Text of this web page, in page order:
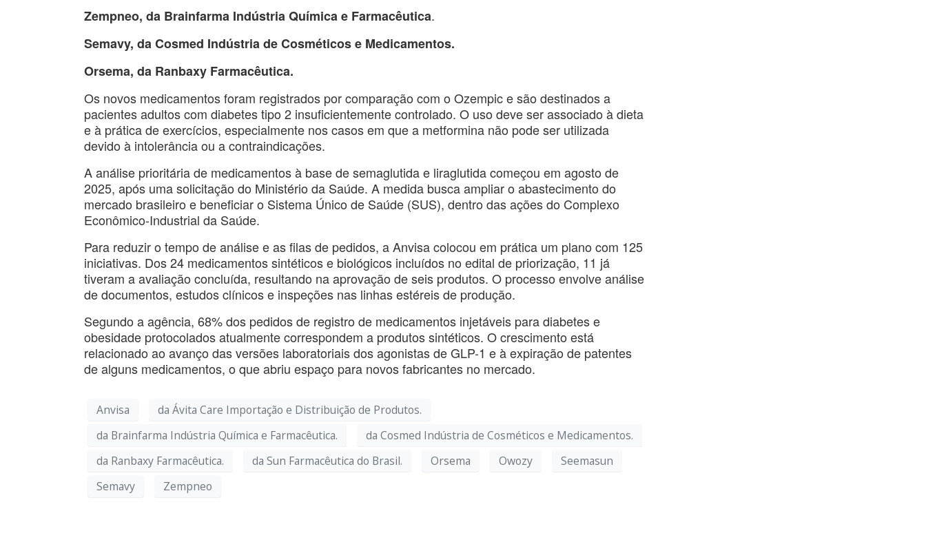
Zempneo, da Brainfarma Indústria Química e Farmacêutica.
Semavy, da Cosmed Indústria de Cosméticos e Medicamentos.
Orsema, da Ranbaxy Farmacêutica.
Os novos medicamentos foram registrados por comparação com o Ozempic e são destinados a
pacientes adultos com diabetes tipo 2 insuficientemente controlado. O uso deve ser associado à dieta
e à prática de exercícios, especialmente nos casos em que a metformina não pode ser utilizada
devido à intolerância ou a contraindicações.
A análise prioritária de medicamentos à base de semaglutida e liraglutida começou em agosto de
2025, após uma solicitação do Ministério da Saúde. A medida busca ampliar o abastecimento do
mercado brasileiro e beneficiar o Sistema Único de Saúde (SUS), dentro das ações do Complexo
Econômico-Industrial da Saúde.
Para reduzir o tempo de análise e as filas de pedidos, a Anvisa colocou em prática um plano com 125
iniciativas. Dos 24 medicamentos sintéticos e biológicos incluídos no edital de priorização, 11 já
tiveram a avaliação concluída, resultando na aprovação de seis produtos. O processo envolve análise
de documentos, estudos clínicos e inspeções nas linhas estéreis de produção.
Segundo a agência, 68% dos pedidos de registro de medicamentos injetáveis para diabetes e
obesidade protocolados atualmente correspondem a produtos sintéticos. O crescimento está
relacionado ao avanço das versões laboratoriais dos agonistas de GLP-1 e à expiração de patentes
de alguns medicamentos, o que abriu espaço para novos fabricantes no mercado.
Anvisa
da Ávita Care Importação e Distribuição de Produtos.
da Brainfarma Indústria Química e Farmacêutica.
da Cosmed Indústria de Cosméticos e Medicamentos.
da Ranbaxy Farmacêutica.
da Sun Farmacêutica do Brasil. Orsema Owozy
Seemasun
Semavy
Zempneo